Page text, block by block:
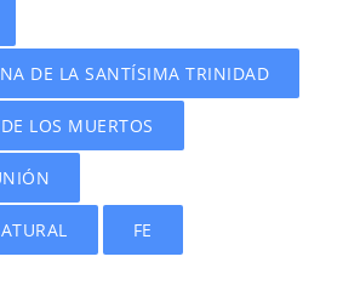
DE LA SANTÍSIMA TRINIDAD
LOS MUERTOS
FE